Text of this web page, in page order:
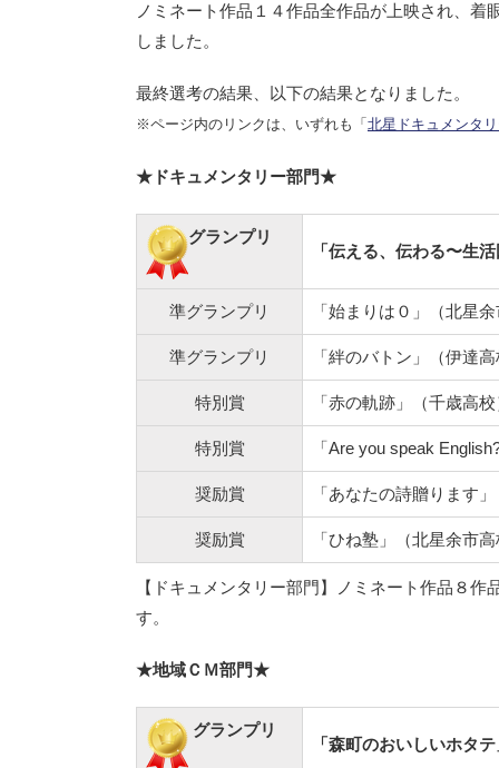
ノミネート作品１４作品全作品が上映され、
しました。
最終選考の結果、以下の結果となりました。
※ページ内のリンクは、いずれも「 北星ドキュメンタ
★ドキュメンタリー部門★
グランプリ
「伝える、伝わる〜生
準グランプリ 「始まりは０」（北星余
準グランプリ 「絆のバトン」（伊達高
特別賞 「赤の軌跡」（千歳高校
特別賞 「Are you speak
奨励賞 「あなたの詩贈ります
奨励賞 「ひね塾」（北星余市高
【ドキュメンタリー部門】ノミネート作品８作
す。
★地域ＣＭ部門★
グランプリ
「森町のおいしいホタテ